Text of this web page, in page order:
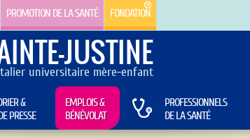
PROMOTION DE LA SANTÉ FONDATION
JUSTINE
universitaire mère-enfant
&
PRESSE
EMPLOIS &
BÉNÉVOLAT
PROFESSIONNELS
DE LA SANTÉ